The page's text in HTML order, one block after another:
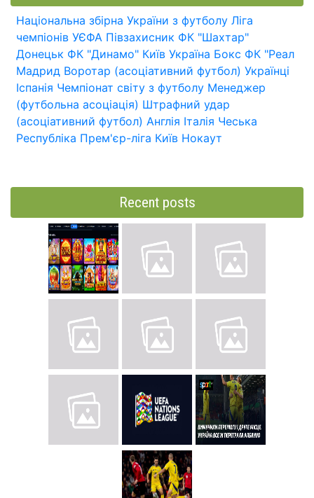
Національна збірна України з футболу Ліга
чемпіонів УЄФА Півзахисник ФК "Шахтар"
Донецьк ФК "Динамо" Київ Україна Бокс ФК "Реал
Мадрид Воротар (асоціативний футбол) Українці
Іспанія Чемпіонат світу з футболу Менеджер
(футбольна асоціація) Штрафний удар
(асоціативний футбол) Англія Італія Чеська
Республіка Прем'єр-ліга Київ Нокаут
Recent posts